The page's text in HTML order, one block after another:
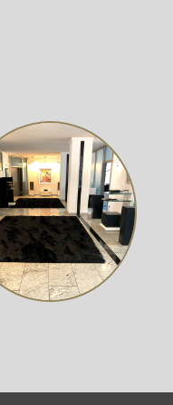
Der 7000A ist eine
Domain Jitter
Gain-
Inhalte zu finden